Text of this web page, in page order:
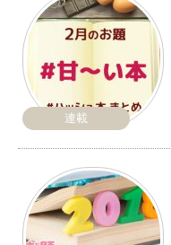
連載